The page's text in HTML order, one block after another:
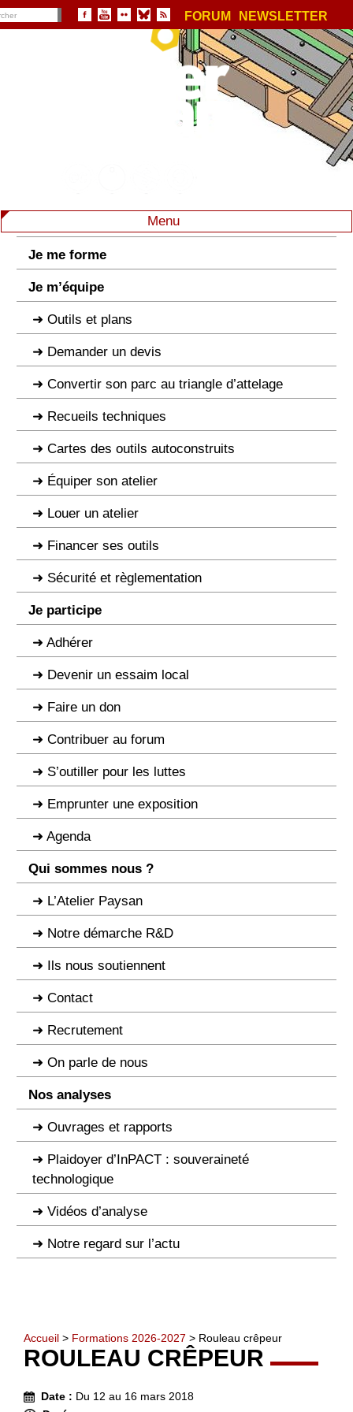
FORUM NEWSLETTER
Menu
Je me forme
Je m’équipe
Outils et plans
Demander un devis
Convertir son parc au triangle d’attelage
Recueils techniques
Cartes des outils autoconstruits
Équiper son atelier
Louer un atelier
Financer ses outils
Sécurité et règlementation
Je participe
Adhérer
Devenir un essaim local
Faire un don
Contribuer au forum
S’outiller pour les luttes
Emprunter une exposition
Agenda
Qui sommes nous ?
L’Atelier Paysan
Notre démarche R&D
Ils nous soutiennent
Contact
Recrutement
On parle de nous
Nos analyses
Ouvrages et rapports
Plaidoyer d’InPACT : souveraineté
technologique
Vidéos d’analyse
Notre regard sur l’actu
Accueil > Formations 2026-2027 > Rouleau crêpeur
ROULEAU CRÊPEUR
Date : Du 12 au 16 mars 2018